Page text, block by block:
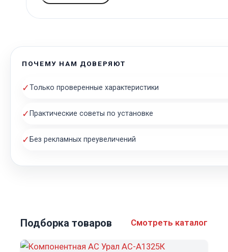
ПОЧЕМУ НАМ ДОВЕРЯЮТ
✓Только проверенные характеристики
✓ Практические советы по установке
✓ Без рекламных преувеличений
Подборка товаров Смотреть каталог